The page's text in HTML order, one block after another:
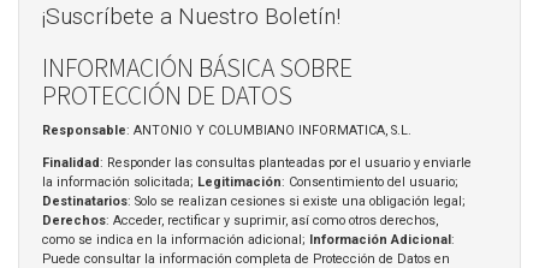
¡Suscríbete a Nuestro Boletín!
INFORMACIÓN BÁSICA SOBRE
PROTECCIÓN DE DATOS
Responsable: ANTONIO Y COLUMBIANO INFORMATICA, S.L.
Finalidad: Responder las consultas planteadas por el usuario y enviarle
la información solicitada; Legitimación: Consentimiento del usuario;
Destinatarios: Solo se realizan cesiones si existe una obligación legal;
Derechos: Acceder, rectificar y suprimir, así como otros derechos,
como se indica en la información adicional; Información Adicional:
Puede consultar la información completa de Protección de Datos en